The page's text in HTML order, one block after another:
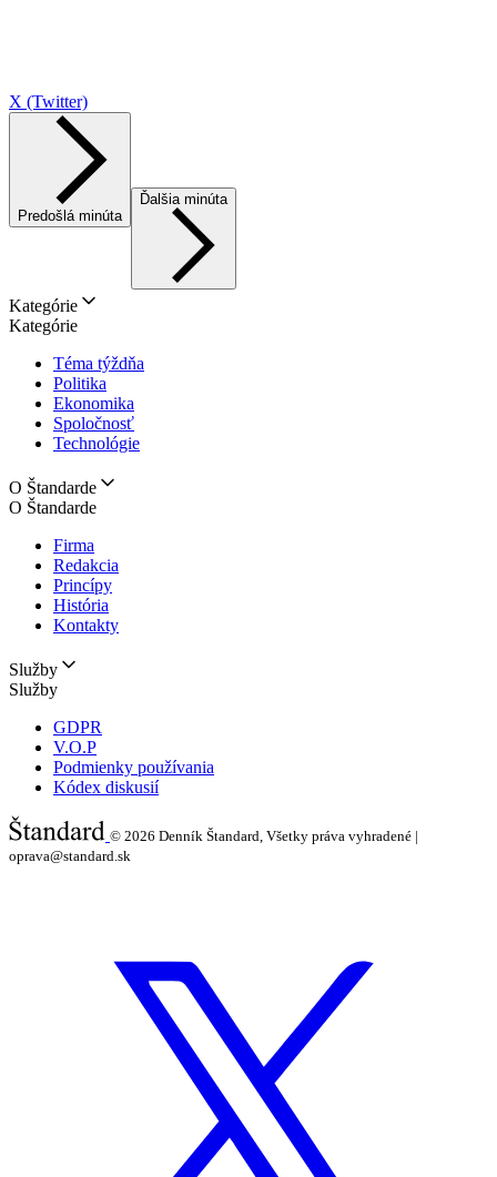
X (Twitter)
Predošlá minúta
Ďalšia minúta
Kategórie
Kategórie
Téma týždňa
Politika
Ekonomika
Spoločnosť
Technológie
O Štandarde
O Štandarde
Firma
Redakcia
Princípy
História
Kontakty
Služby
Služby
GDPR
V.O.P
Podmienky používania
Kódex diskusií
© 2026 Denník Štandard, Všetky práva vyhradené |
oprava@standard.sk